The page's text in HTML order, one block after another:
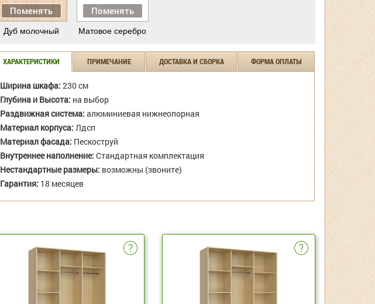
Поменять
Дуб молочный
Поменять
Матовое серебро
ХАРАКТЕРИСТИКИ ПРИМЕЧАНИЕ ДОСТАВКА И СБОРКА ФОРМА ОПЛАТЫ
Ширина шкафа: 230 см
Глубина и Высота: на выбор
Раздвижная система: алюминиевая нижнеопорная
Материал корпуса: Лдсп
Материал фасада: Пескоструй
Внутреннее наполнение: Стандартная комплектация
Нестандартные размеры: возможны (звоните)
Гарантия: 18 месяцев